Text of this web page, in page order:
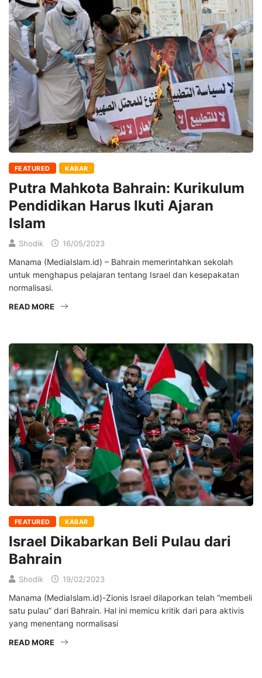
FEATURED KABAR
Putra Mahkota Bahrain: Kurikulum
Pendidikan Harus Ikuti Ajaran
Islam
Shodik 16/05/2023
Manama (MediaIslam.id) – Bahrain memerintahkan sekolah
untuk menghapus pelajaran tentang Israel dan kesepakatan
normalisasi.
READ MORE
FEATURED KABAR
Israel Dikabarkan Beli Pulau dari
Bahrain
Shodik 19/02/2023
Manama (MediaIslam.id)-Zionis Israel dilaporkan telah “membeli
satu pulau” dari Bahrain. Hal ini memicu kritik dari para aktivis
yang menentang normalisasi
READ MORE